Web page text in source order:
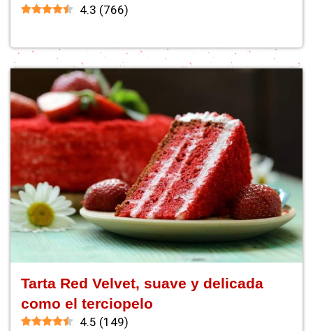
4.3 (766)
Tarta Red Velvet, suave y delicada
como el terciopelo
4.5 (149)